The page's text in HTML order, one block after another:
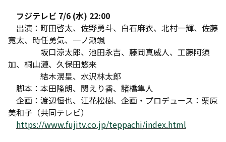
フジテレビ 7/6 (水) 22:00
出演：町田啓太、佐野勇斗、白石麻衣、北村一輝、佐藤
寛太、時任勇気、一ノ瀬颯
坂口涼太郎、池田永吉、藤岡真威人、工藤阿須
加、桐山漣、久保田悠来
結木滉星、水沢林太郎
脚本：本田隆朗、関えり香、諸橋隼人
企画：渡辺恒也、江花松樹、企画・プロデュース：栗原
美和子（共同テレビ）
https://www.fujitv.co.jp/teppachi/index.html